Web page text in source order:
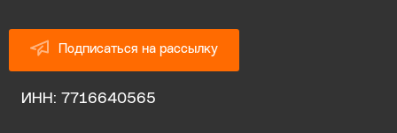
Подписаться на рассылку
ИНН: 7716640565